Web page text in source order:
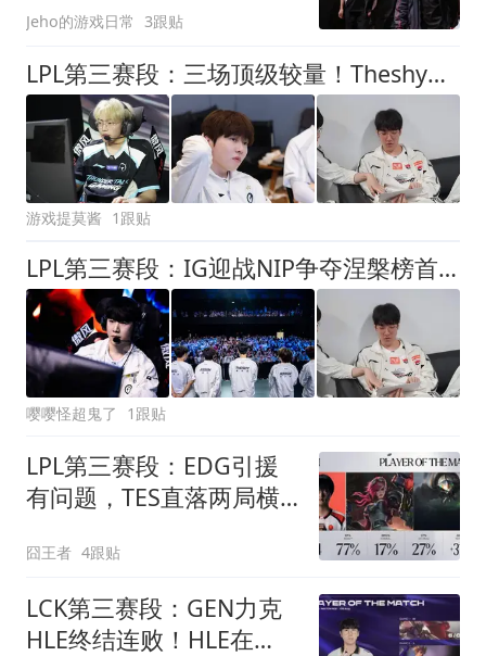
Jeho的游戏日常 3跟贴
LPL第三赛段：三场顶级较量！Theshy联手Rookie冲三连胜
游戏提莫酱 1跟贴
LPL第三赛段：IG迎战NIP争夺涅槃榜首，SHY哥到底还剩多少油？
嘤嘤怪超鬼了 1跟贴
LPL第三赛段：EDG引援
有问题，TES直落两局横
囧王者 4跟贴
LCK第三赛段：GEN力克
HLE终结连败！HLE在